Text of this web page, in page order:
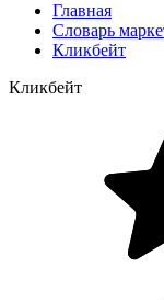
Главная
Словарь
Кликбейт
Кликбейт